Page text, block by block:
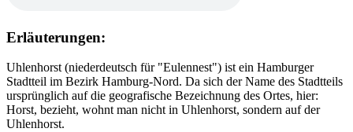
Erläuterungen:
Uhlenhorst (niederdeutsch für "Eulennest") ist ein Hamburger
Stadtteil im Bezirk Hamburg-Nord. Da sich der Name des Stadtteils
ursprünglich auf die geografische Bezeichnung des Ortes, hier:
Horst, bezieht, wohnt man nicht in Uhlenhorst, sondern auf der
Uhlenhorst.